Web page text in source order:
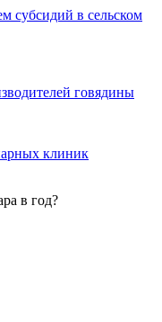
субсидий в сельском
говядины
клиник
в год?